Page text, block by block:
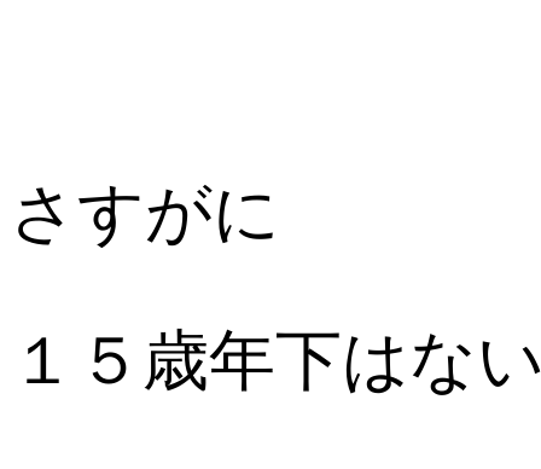
さすがに
１５歳年下はな